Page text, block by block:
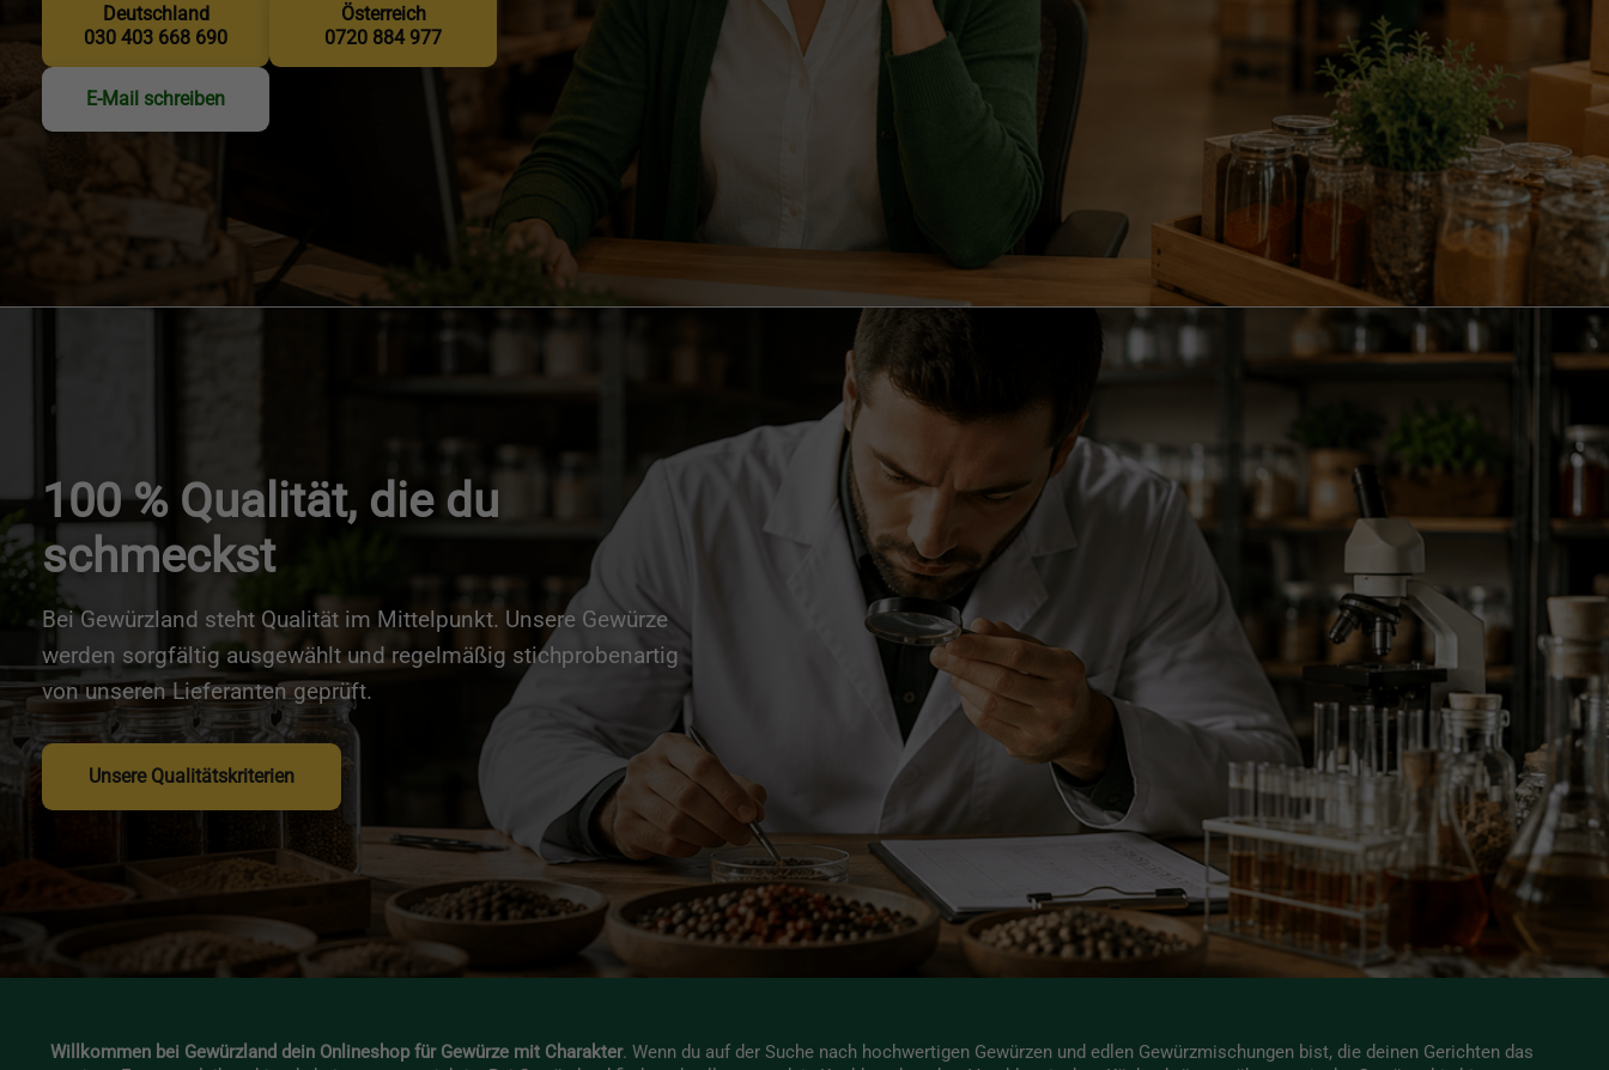
Deutschland
030 403 668 690
Österreich
0720 884 977
E-Mail schreiben
100 % Qualität, die du
schmeckst
Bei Gewürzland steht Qualität im Mittelpunkt. Unsere Gewürze
werden sorgfältig ausgewählt und regelmäßig stichprobenartig
von unseren Lieferanten geprüft.
Unsere Qualitätskriterien
Willkommen bei Gewürzland dein Onlineshop für Gewürze mit Charakter. Wenn du auf der Suche nach hochwertigen Gewürzen und edlen Gewürzmischungen bist, die deinen Gerichten das